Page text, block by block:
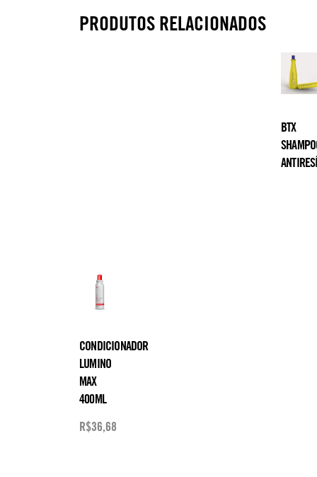
PRODUTOS RELACIONADOS
BTX
CONDICIONADOR
LUMINO
MAX
400ML
R$36,68